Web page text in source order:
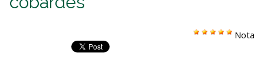
Nota